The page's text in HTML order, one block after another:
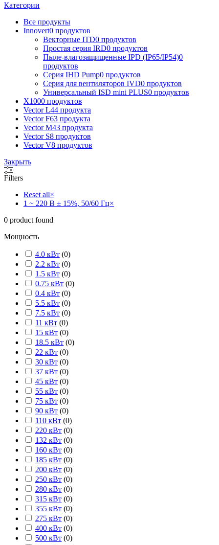
Категории
Все продукты
Innovert0 продуктов
Векторные ITD0 продуктов
Простая серия IRD0 продуктов
Пыле-влагозащищенные IPD (IP65/IP54)0
продуктов
Серия IHD Pump0 продуктов
Серия для вентиляторов IVD0 продуктов
Универсальный ISD mini PLUS0 продуктов
X1000 продуктов
Vector L44 продукта
Vector F63 продукта
Vector M43 продукта
Vector S8 продуктов
Vector V8 продуктов
Закрыть
Filters
Reset all×
1 ~ 220 В ± 15%, 50/60 Гц×
0 product found
Мощность
4.0 кВт (0)
2.2 кВт (0)
1.5 кВт (0)
0.75 кВт (0)
0.4 кВт (0)
5.5 кВт (0)
7.5 кВт (0)
11 кВт (0)
15 кВт (0)
18.5 кВт (0)
22 кВт (0)
30 кВт (0)
37 кВт (0)
45 кВт (0)
55 кВт (0)
75 кВт (0)
90 кВт (0)
110 кВт (0)
220 кВт (0)
132 кВт (0)
160 кВт (0)
185 кВт (0)
200 кВт (0)
250 кВт (0)
280 кВт (0)
315 кВт (0)
355 кВт (0)
275 кВт (0)
400 кВт (0)
500 кВт (0)